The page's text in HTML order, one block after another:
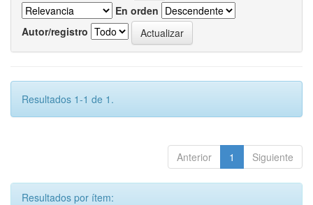
En orden
Autor/registro
Resultados 1-1 de 1.
Anterior 1 Siguiente
Resultados por ítem: